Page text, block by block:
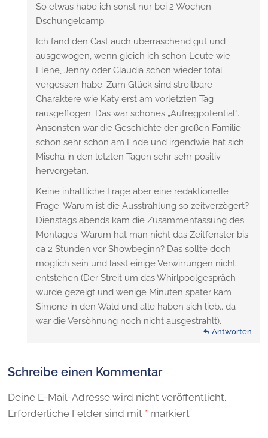
So etwas habe ich sonst nur bei 2 Wochen
Dschungelcamp.
Ich fand den Cast auch überraschend gut und
ausgewogen, wenn gleich ich schon Leute wie
Elene, Jenny oder Claudia schon wieder total
vergessen habe. Zum Glück sind streitbare
Charaktere wie Katy erst am vorletzten Tag
rausgeflogen. Das war schönes „Aufregpotential“.
Ansonsten war die Geschichte der großen Familie
schon sehr schön am Ende und irgendwie hat sich
Mischa in den letzten Tagen sehr sehr positiv
hervorgetan.
Keine inhaltliche Frage aber eine redaktionelle
Frage: Warum ist die Ausstrahlung so zeitverzögert?
Dienstags abends kam die Zusammenfassung des
Montages. Warum hat man nicht das Zeitfenster bis
ca 2 Stunden vor Showbeginn? Das sollte doch
möglich sein und lässt einige Verwirrungen nicht
entstehen (Der Streit um das Whirlpoolgespräch
wurde gezeigt und wenige Minuten später kam
Simone in den Wald und alle haben sich lieb.. da
war die Versöhnung noch nicht ausgestrahlt).
Antworten
Schreibe einen Kommentar
Deine E-Mail-Adresse wird nicht veröffentlicht.
Erforderliche Felder sind mit * markiert